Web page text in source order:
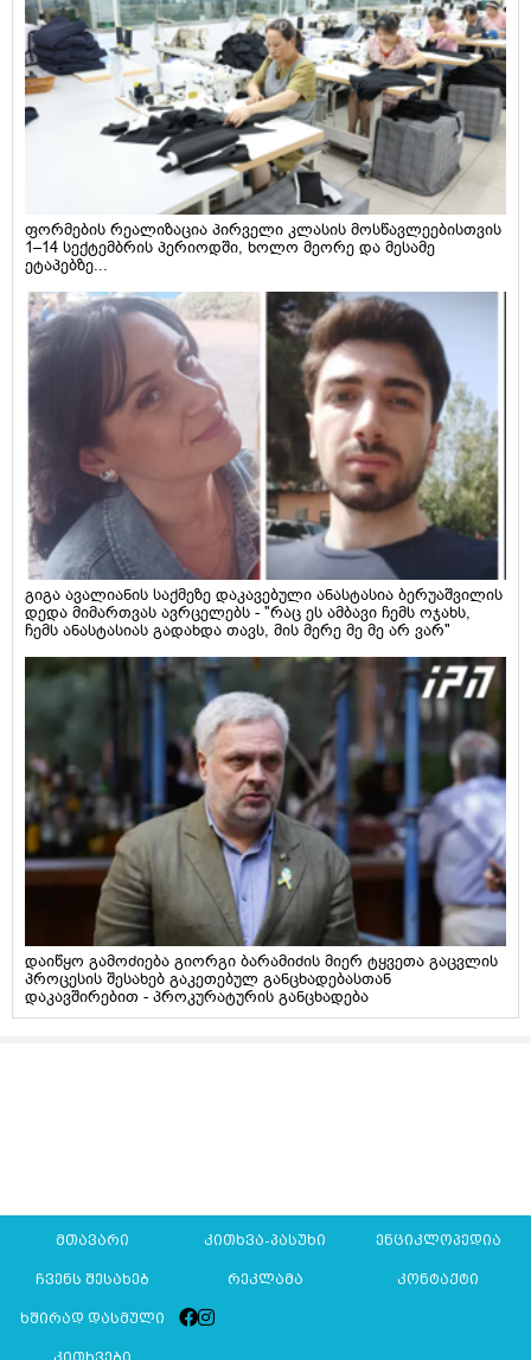
ფორმების რეალიზაცია პირველი კლასის მოსწავლეებისთვის
1–14 სექტემბრის პერიოდში, ხოლო მეორე და მესამე
ეტაპებზე...
გიგა ავალიანის საქმეზე დაკავებული ანასტასია ბერუაშვილის
დედა მიმართვას ავრცელებს - "რაც ეს ამბავი ჩემს ოჯახს,
ჩემს ანასტასიას გადახდა თავს, მის მერე მე მე არ ვარ"
დაიწყო გამოძიება გიორგი ბარამიძის მიერ ტყვეთა გაცვლის
პროცესის შესახებ გაკეთებულ განცხადებასთან
დაკავშირებით - პროკურატურის განცხადება
მთავარი კითხვა-პასუხი ენციკლოპედია
ჩვენს შესახებ რეკლამა კონტაქტი
ხშირად დასმული